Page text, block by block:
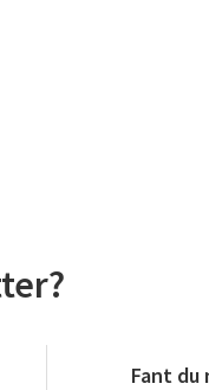
Fant du